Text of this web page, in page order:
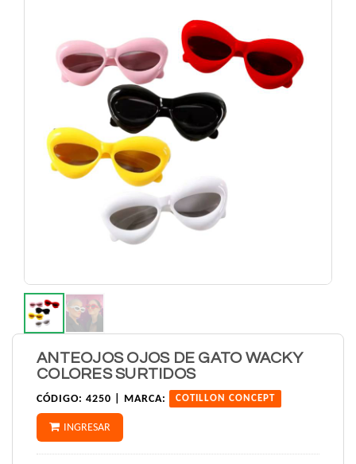
ANTEOJOS OJOS DE GATO WACKY
COLORES SURTIDOS
CÓDIGO: 4250 | MARCA: COTILLON CONCEPT
INGRESAR